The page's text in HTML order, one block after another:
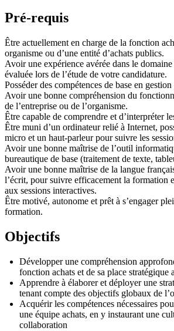
Pré-requis
Être actuellement en charge de la fonction
organisme ou d’une entité d’achats publics.
Avoir une expérience avérée dans le domaine
évaluée lors de l’étude de votre candidature.
Posséder des compétences de base en
Avoir une bonne compréhension du
de l’entreprise ou de l’organisme.
Être capable de comprendre et d’interpréter
Être muni d’un ordinateur relié à Internet,
micro et un haut-parleur pour suivre les
Avoir une bonne maîtrise de l’outil
bureautique de base (traitement de texte,
Avoir une bonne maîtrise de la langue
l’écrit, pour suivre efficacement la formation
aux sessions interactives.
Être motivé, autonome et prêt à s’engager
formation.
Objectifs
Développer une compréhension
fonction achats et de sa place stratégique
Apprendre à élaborer et déployer une
tenant compte des objectifs globaux de
Acquérir les compétences nécessaires
une équipe achats, en y instaurant une
collaboration